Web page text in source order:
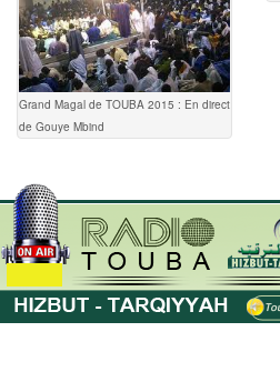
Grand Magal de TOUBA 2015 : En direct
de Gouye Mbind